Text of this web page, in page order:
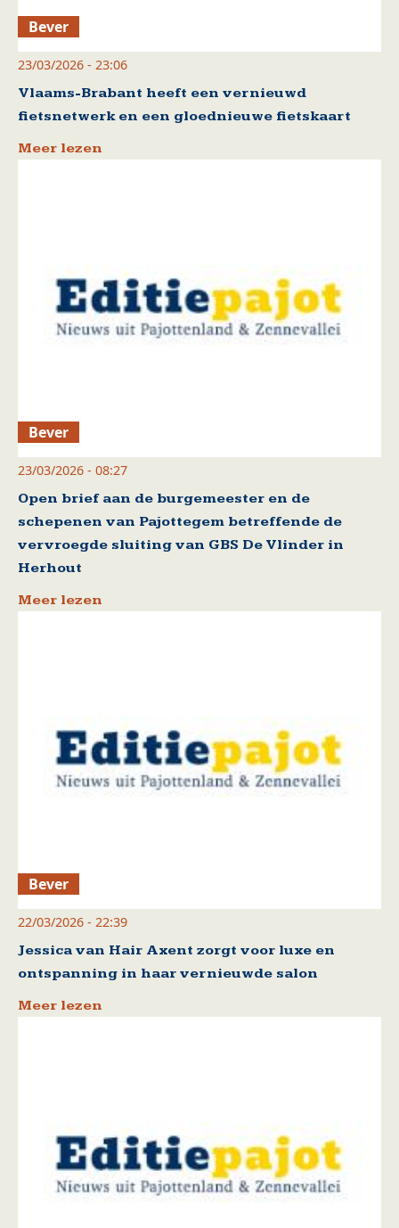
Bever
23/03/2026 - 23:06
Vlaams-Brabant heeft een vernieuwd
fietsnetwerk en een gloednieuwe fietskaart
Meer lezen
Bever
23/03/2026 - 08:27
Open brief aan de burgemeester en de
schepenen van Pajottegem betreffende de
vervroegde sluiting van GBS De Vlinder in
Herhout
Meer lezen
Bever
22/03/2026 - 22:39
Jessica van Hair Axent zorgt voor luxe en
ontspanning in haar vernieuwde salon
Meer lezen